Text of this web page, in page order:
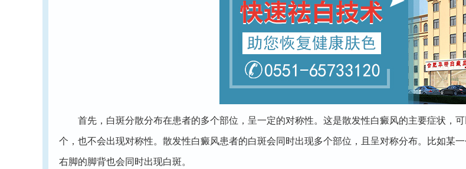
首先，白斑分散分布在患者的多个部位，呈一定的对称性。这是散发性白癜风的主要症状，
个，也不会出现对称性。散发性白癜风患者的白斑会同时出现多个部位，且呈对称分布。比如某
右脚的脚背也会同时出现白斑。